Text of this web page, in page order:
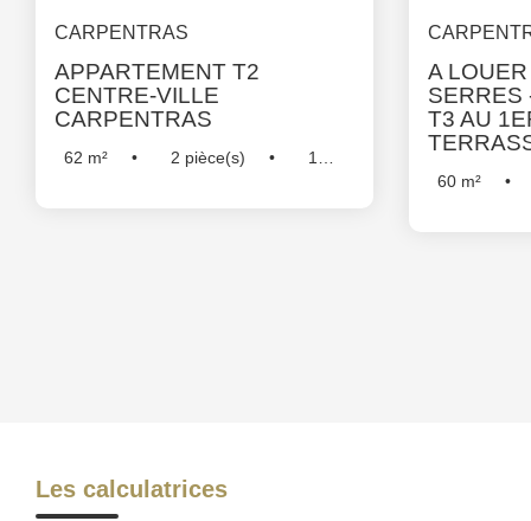
CARPENTRAS
APPARTEMENT T2
CENTRE-VILLE
CARPENTRAS
62 m² 2 pièce(s)
1
A
SERRES
T3 AU
60 m²
Les calculatrices